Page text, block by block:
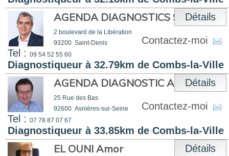
AGENDA DIAGNOSTICS 93 OUEST
2 boulevard de la Libération
93200 Saint-Denis
Tel : 09 54 52 55 60
Diagnostiqueur à 32.79km de Combs-la-Ville
Détails
Contactez-moi
AGENDA DIAGNOSTIC ASNIERES
25 Rue des Bas
92600 Asnières-sur-Seine
Tel : 07 78 87 07 67
Diagnostiqueur à 33.85km de Combs-la-Ville
Détails
Contactez-moi
EL OUNI Amor Détails